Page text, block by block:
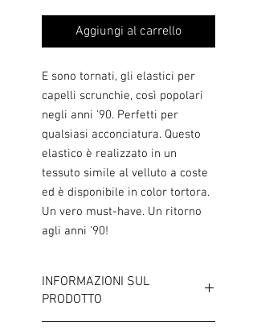
Aggiungi al carrello
E sono tornati, gli elastici per
capelli scrunchie, così popolari
negli anni '90. Perfetti per
qualsiasi acconciatura. Questo
elastico è realizzato in un
tessuto simile al velluto a coste
ed è disponibile in color tortora.
Un vero must-have. Un ritorno
agli anni '90!
INFORMAZIONI SUL
PRODOTTO